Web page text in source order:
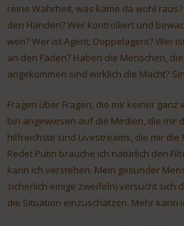
reine Wahrheit, was käme da wohl
den Händen? Wer kontrolliert und
wen? Wer ist Agent, Doppelagent? Wer
an den Fäden? Haben die Menschen,
angekommen sind wirklich die Macht?
Fragen über Fragen, die mir keiner
bin angewiesen auf die Medien, die mir
hilfreichste sind Livestreams, die mir
Redet Putin brauche ich natürlich den
kann ich verstehen. Mein gesunder
sicherlich einige zweifeln) versucht sich
die Situation einzuschätzen. Mehr kann